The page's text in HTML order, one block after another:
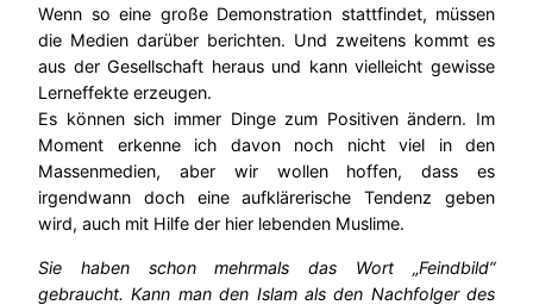
Wenn so eine große Demonstration stattfindet, müssen
die Medien darüber berichten. Und zweitens kommt es
aus der Gesellschaft heraus und kann vielleicht gewisse
Lerneffekte erzeugen.
Es können sich immer Dinge zum Positiven ändern. Im
Moment erkenne ich davon noch nicht viel in den
Massenmedien, aber wir wollen hoffen, dass es
irgendwann doch eine aufklärerische Tendenz geben
wird, auch mit Hilfe der hier lebenden Muslime.
Sie haben schon mehrmals das Wort „Feindbild“
gebraucht. Kann man den Islam als den Nachfolger des